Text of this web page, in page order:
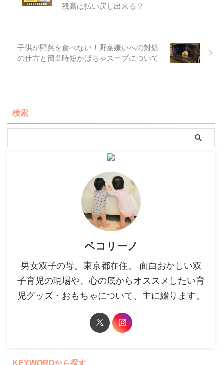
残高は払い戻し出来る？
子供が野菜を食べない！野菜嫌いへの対処
の仕方と簡単時短かぼちゃスープについて
検索
ペコリーノ
男女双子の母。東京都在住。 面白おかしい双
子育児の現場や、心の底からオススメしたい育
児グッズ・おもちゃについて、主に綴ります。
KEYWORDから探す